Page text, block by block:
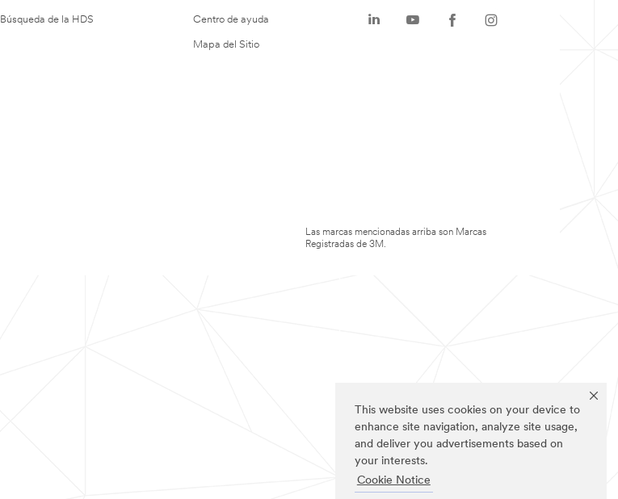
This website uses cookies on your device to
enhance site navigation, analyze site usage,
and deliver you advertisements based on
your interests.
Cookie Notice
Búsqueda de la HDS Centro de ayuda
Mapa del Sitio
Las marcas mencionadas arriba son Marcas
Registradas de 3M.